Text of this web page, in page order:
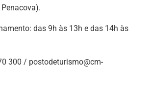
das 9h às 13h e das 14h às
300 / postodeturismo@cm-